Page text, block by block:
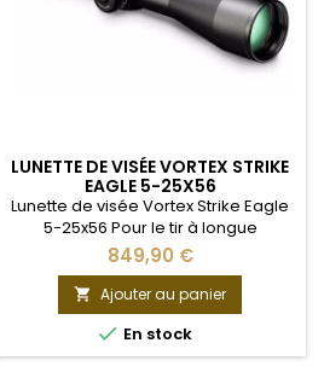
LUNETTE DE VISÉE VORTEX STRIKE
EAGLE 5-25X56
Lunette de visée Vortex Strike Eagle
5-25x56 Pour le tir à longue
distance, la lunette Vortex Strike
Eagle vous fournit les équipements
nécessaires. Doté d'une clarté
exceptionnelle d'un bout à l'autre et
d'un réticule lumineux en première
focalisation (FFP), cet instrument
849,90 €
 Ajouter au panier
 En stock